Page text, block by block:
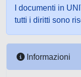
I documenti in
tutti i diritti sono
Informazioni